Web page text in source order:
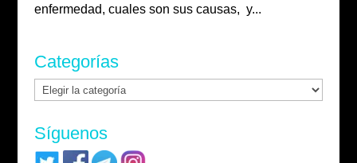
enfermedad, cuales son sus causas, y...
Categorías
Categorías
Síguenos